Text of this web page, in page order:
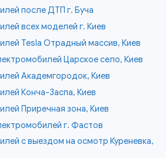
после ДТП г. Буча
всех моделей г. Киев
Tesla Отрадный массив, Киев
Царское село, Киев
Академгородок, Киев
Конча-Заспа, Киев
Приречная зона, Киев
г. Фастов
с выездом на осмотр Куреневка,